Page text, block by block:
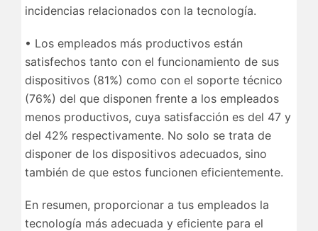
incidencias relacionados con la tecnología.
• Los empleados más productivos están
satisfechos tanto con el funcionamiento de sus
dispositivos (81%) como con el soporte técnico
(76%) del que disponen frente a los empleados
menos productivos, cuya satisfacción es del 47 y
del 42% respectivamente. No solo se trata de
disponer de los dispositivos adecuados, sino
también de que estos funcionen eficientemente.
En resumen, proporcionar a tus empleados la
tecnología más adecuada y eficiente para el